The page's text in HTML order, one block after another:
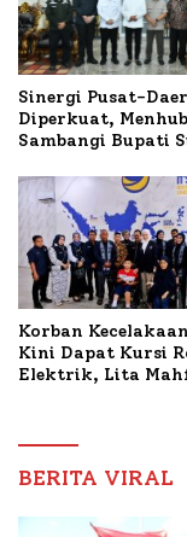
Sinergi Pusat-
Diperkuat,
Sambangi Bupati
Mutiara Sentosa II
Korban
Kini Dapat Kursi
Elektrik, Lita
Nabil
BERITA VIRAL